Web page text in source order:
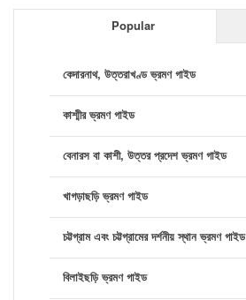
Popular
কেদারনাথ, উত্তরাখণ্ড ভ্রমণ গাইড
কাশ্মীর ভ্রমণ গাইড
বেনারস বা কাশী, উত্তর প্রদেশ ভ্রমণ গাইড
খাগড়াছড়ি ভ্রমণ গাইড
চট্টগ্রাম এবং চট্টগ্রামের দর্শনীয় স্থান ভ্রমণ গাইড
বিলাইছড়ি ভ্রমণ গাইড